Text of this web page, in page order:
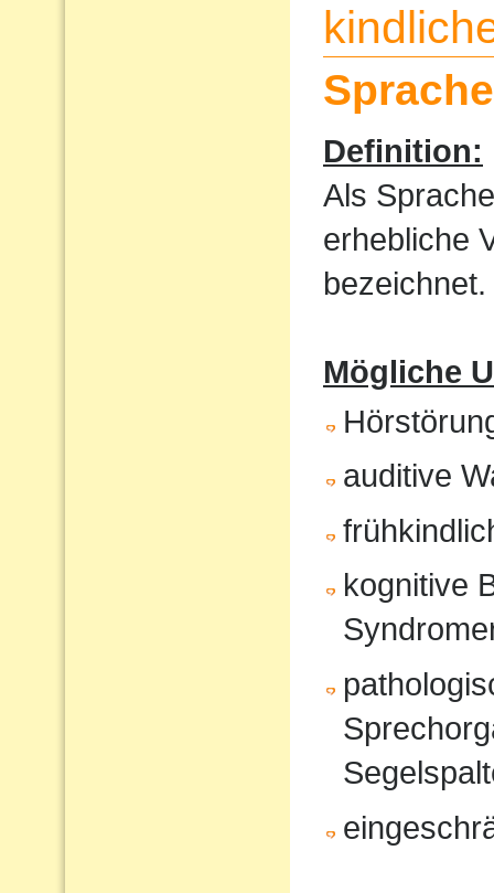
Definition:
Als
erhebliche
bezeichnet.
Mögliche
auditive
kognitive